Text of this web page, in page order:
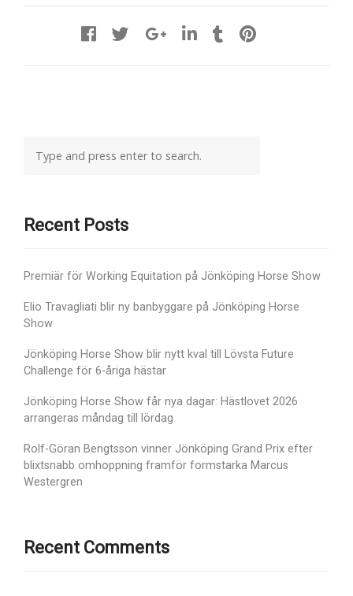
Recent Posts
Premiär för Working Equitation på Jönköping Horse Show
Elio Travagliati blir ny banbyggare på Jönköping Horse
Show
Jönköping Horse Show blir nytt kval till Lövsta Future
Challenge för 6-åriga hästar
Jönköping Horse Show får nya dagar: Hästlovet 2026
arrangeras måndag till lördag
Rolf-Göran Bengtsson vinner Jönköping Grand Prix efter
blixtsnabb omhoppning framför formstarka Marcus
Westergren
Recent Comments